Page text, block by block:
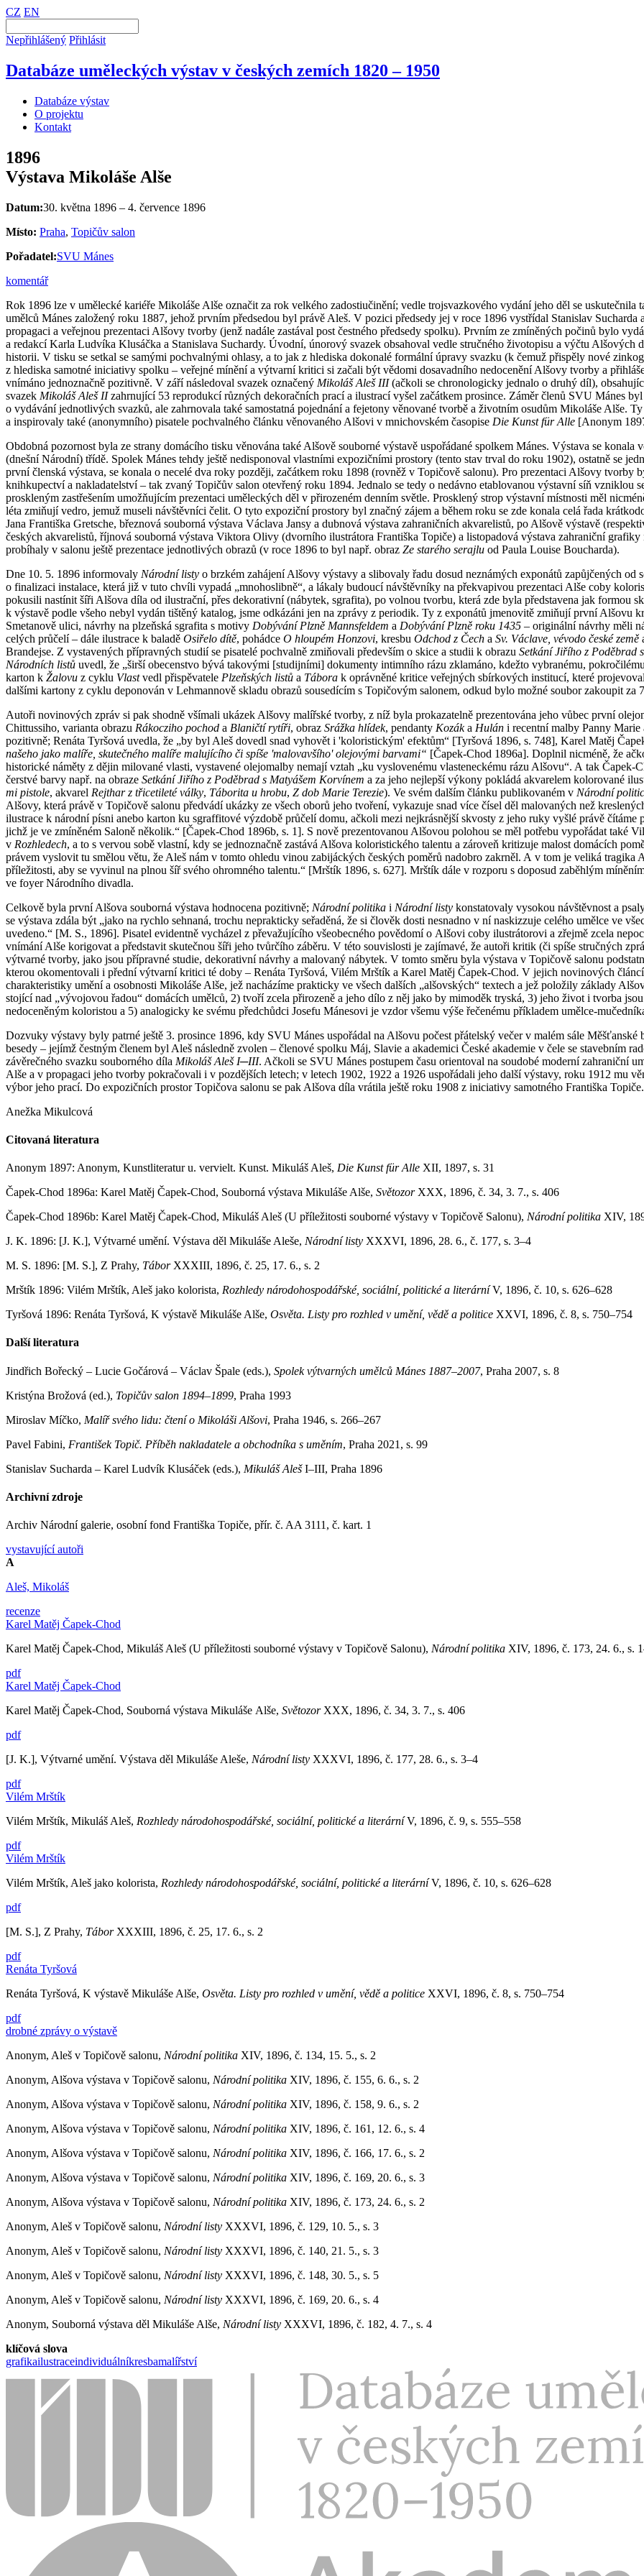
CZ EN
Nepřihlášený Přihlásit
Databáze uměleckých výstav v českých zemích 1820 – 1950
Databáze výstav
O projektu
Kontakt
1896
Výstava Mikoláše Alše
Datum:30. května 1896 – 4. července 1896
Místo: Praha, Topičův salon
Pořadatel:SVU Mánes
komentář
Rok 1896 lze v umělecké kariéře Mikoláše Alše označit za rok velkého zadostiučinění; vedle trojsvazkového vydání jeho děl se
umělců Mánes založený roku 1887, jehož prvním předsedou byl právě Aleš. V pozici předsedy jej v roce 1896 vystřídal Stanislav Sucharda
propagaci a veřejnou prezentaci Alšovy tvorby (jenž nadále zastával post čestného předsedy spolku). Prvním ze zmíněných počinů bylo
a redakcí Karla Ludvíka Klusáčka a Stanislava Suchardy. Úvodní, únorový svazek obsahoval vedle stručného životopisu a výčtu Alšových
historii. V tisku se setkal se samými pochvalnými ohlasy, a to jak z hlediska dokonalé formální úpravy svazku (k čemuž přispěly nové
z hlediska samotné iniciativy spolku – veřejné mínění a výtvarní kritici si začali být vědomi dosavadního nedocenění Alšovy tvorby a
vnímáno jednoznačně pozitivně. V září následoval svazek označený Mikoláš Aleš III(ačkoli se chronologicky jednalo o druhý díl),
svazek Mikoláš Aleš IIzahrnující 53 reprodukcí různých dekoračních prací a ilustrací vyšel začátkem prosince. Záměr členů SVU Mánes
o vydávání jednotlivých svazků, ale zahrnovala také samostatná pojednání a fejetony věnované tvorbě a životním osudům Mikoláše Alše.
a inspirovaly také (anonymního) pisatele pochvalného článku věnovaného Alšovi v mnichovském časopise Die Kunst für Alle [Anonym
Obdobná pozornost byla ze strany domácího tisku věnována také Alšově souborné výstavě uspořádané spolkem Mánes. Výstava se
(dnešní Národní) třídě. Spolek Mánes tehdy ještě nedisponoval vlastními expozičními prostory (tento stav trval do roku 1902), ostatně se
první členská výstava, se konala o necelé dva roky později, začátkem roku 1898 (rovněž v Topičově salonu). Pro prezentaci Alšovy
knihkupectví a nakladatelství – tak zvaný Topičův salon otevřený roku 1894. Jednalo se tedy o nedávno etablovanou výstavní síň vzniklou
proskleným zastřešením umožňujícím prezentaci uměleckých děl v přirozeném denním světle. Prosklený strop výstavní místnosti měl
léta zmiňují vedro, jemuž museli návštěvníci čelit. O tyto expoziční prostory byl značný zájem a během roku se zde konala celá řada
Jana Františka Gretsche, březnová souborná výstava Václava Jansy a dubnová výstava zahraničních akvarelistů, po Alšově výstavě
českých akvarelistů, říjnová souborná výstava Viktora Olivy (dvorního ilustrátora Františka Topiče) a listopadová výstava zahraniční
probíhaly v salonu ještě prezentace jednotlivých obrazů (v roce 1896 to byl např. obraz Ze starého serajlu od Paula Louise Boucharda).
Dne 10. 5. 1896 informovaly Národní listy o brzkém zahájení Alšovy výstavy a slibovaly řadu dosud neznámých exponátů zapůjčených
o finalizaci instalace, která již v tuto chvíli vypadá „mnohoslibně“, a lákaly budoucí návštěvníky na překvapivou prezentaci Alše coby
pokusili nastínit šíři Alšova díla od ilustrační, přes dekorativní (nábytek, sgrafita), po volnou tvorbu, která zde byla představena jak formou
k výstavě podle všeho nebyl vydán tištěný katalog, jsme odkázáni jen na zprávy z periodik. Ty z exponátů jmenovitě zmiňují první Alšovu
Smetanově ulici, návrhy na plzeňská sgrafita s motivy Dobývání Plzně Mannsfeldem a Dobývání Plzně roku 1435 – originální návrhy měli
celých průčelí – dále ilustrace k baladě Osiřelo dítě, pohádce O hloupém Honzovi, kresbu Odchod z Čech a Sv. Václave, vévodo české země
Brandejse. Z vystavených přípravných studií se pisatelé pochvalně zmiňovali především o skice a studii k obrazu Setkání Jiřího z Poděbrad
Národních listů uvedl, že „širší obecenstvo bývá takovými [studijními] dokumenty intimního rázu zklamáno, kdežto vybranému,
karton k Žalovu z cyklu Vlastvedl přispěvatele Plzeňských listů a Tábora k oprávněné kritice veřejných sbírkových institucí, které
dalšími kartony z cyklu deponován v Lehmannově skladu obrazů sousedícím s Topičovým salonem, odkud bylo možné soubor zakoupit za
Autoři novinových zpráv si pak shodně všímali ukázek Alšovy malířské tvorby, z níž byla prokazatelně prezentována jeho vůbec první
Chittussiho, varianta obrazu Rákocziho pochod a Blaničtí rytíři, obraz Srážka hlídek, pendanty Kozáka Hulán i recentní malby Panny Marie
pozitivně; Renáta Tyršová uvedla, že „by byl Aleš dovedl snad vyhovět i 'koloristickým' efektům“ [Tyršová 1896, s. 748], Karel Matěj
našeho jako malíře, skutečného malíře malujícího či spíše 'malovavšího' olejovými barvami“ [Čapek-Chod 1896a]. Doplnil nicméně, že
historické náměty z dějin milované vlasti, vystavené olejomalby nemají vztah „ku vyslovenému vlasteneckému rázu Alšovu“. A tak
čerstvé barvy např. na obraze Setkání Jiřího z Poděbrad s Matyášem Korvínem a za jeho nejlepší výkony pokládá akvarelem kolorované
mi pistole, akvarel Rejthar z třicetileté války, Táborita u hrobu, Z dob Marie Terezie). Ve svém dalším článku publikovaném v Národní
Alšovy, která právě v Topičově salonu předvádí ukázky ze všech oborů jeho tvoření, vykazuje snad více čísel děl malovaných než
ilustrace k národní písni anebo karton ku sgraffitové výzdobě průčelí domu, ačkoli mezi nejkrásnější skvosty z jeho ruky vyšlé právě
jichž je ve zmíněném Saloně několik.“ [Čapek-Chod 1896b, s. 1]. S nově prezentovanou Alšovou polohou se měl potřebu vypořádat
v Rozhledech, a to s vervou sobě vlastní, kdy se jednoznačně zastává Alšova koloristického talentu a zároveň kritizuje malost domácích
právem vyslovit tu smělou větu, že Aleš nám v tomto ohledu vinou zabijáckých českých poměrů nadobro zakrněl. A v tom je veliká
příležitosti, aby se vyvinul na plnou šíř svého ohromného talentu.“ [Mrštík 1896, s. 627]. Mrštík dále v rozporu s doposud zaběhlým
ve foyer Národního divadla.
Celkově byla první Alšova souborná výstava hodnocena pozitivně; Národní politika i Národní listy konstatovaly vysokou návštěvnost a
se výstava zdála být „jako na rychlo sehnaná, trochu neprakticky seřaděná, že si člověk dosti nesnadno v ní naskizzuje celého umělce ve
uvedeno.“ [M. S., 1896]. Pisatel evidentně vycházel z převažujícího všeobecného povědomí o Alšovi coby ilustrátorovi a zřejmě zcela
vnímání Alše korigovat a představit skutečnou šíři jeho tvůrčího záběru. V této souvislosti je zajímavé, že autoři kritik (či spíše stručných
výtvarné tvorby, jako jsou přípravné studie, dekorativní návrhy a malovaný nábytek. V tomto směru byla výstava v Topičově salonu
kterou okomentovali i přední výtvarní kritici té doby – Renáta Tyršová, Vilém Mrštík a Karel Matěj Čapek-Chod. V jejich novinových
charakteristiky umění a osobnosti Mikoláše Alše, jež nacházíme prakticky ve všech dalších „alšovských“ textech a jež položily základy
stojící nad „vývojovou řadou“ domácích umělců, 2) tvoří zcela přirozeně a jeho dílo z něj jako by mimoděk tryská, 3) jeho život i tvorba
nedoceněným koloristou a 5) analogicky ke svému předchůdci Josefu Mánesovi je vzdor všemu výše řečenému příkladem umělce-
Dozvuky výstavy byly patrné ještě 3. prosince 1896, kdy SVU Mánes uspořádal na Alšovu počest přátelský večer v malém sále Měšťanské
besedy – jejímž čestným členem byl Aleš následně zvolen – členové spolku Máj, Slavie a akademici České akademie v čele se stavebním
závěrečného svazku souborného díla Mikoláš Aleš I─III. Ačkoli se SVU Mánes postupem času orientoval na soudobé moderní zahraniční
Alše a v propagaci jeho tvorby pokračovali i v pozdějších letech; v letech 1902, 1922 a 1926 uspořádali jeho další výstavy, roku 1912 mu
výbor jeho prací. Do expozičních prostor Topičova salonu se pak Alšova díla vrátila ještě roku 1908 z iniciativy samotného Františka Topiče.
Anežka Mikulcová
Citovaná literatura
Anonym 1897: Anonym, Kunstliteratur u. vervielt. Kunst. Mikuláš Aleš, Die Kunst für Alle XII, 1897, s. 31
Čapek-Chod 1896a: Karel Matěj Čapek-Chod, Souborná výstava Mikuláše Alše, SvětozorXXX, 1896, č. 34, 3. 7., s. 406
Čapek-Chod 1896b: Karel Matěj Čapek-Chod, Mikuláš Aleš (U příležitosti souborné výstavy v Topičově Salonu), Národní politika XIV,
J. K. 1896: [J. K.], Výtvarné umění. Výstava děl Mikuláše Aleše, Národní listy XXXVI, 1896, 28. 6., č. 177, s. 3–4
M. S. 1896: [M. S.], Z Prahy, TáborXXXIII, 1896, č. 25, 17. 6., s. 2
Mrštík 1896: Vilém Mrštík, Aleš jako kolorista, Rozhledy národohospodářské, sociální, politické a literárníV, 1896, č. 10, s. 626–628
Tyršová 1896: Renáta Tyršová, K výstavě Mikuláše Alše, Osvěta. Listy pro rozhled v umění, vědě a politice XXVI, 1896, č. 8, s. 750–754
Další literatura
Jindřich Bořecký – Lucie Gočárová – Václav Špale (eds.), Spolek výtvarných umělců Mánes 1887–2007, Praha 2007, s. 8
Kristýna Brožová (ed.), Topičův salon 1894–1899, Praha 1993
Miroslav Míčko, Malíř svého lidu: čtení o Mikoláši Alšovi, Praha 1946, s. 266–267
Pavel Fabini, František Topič. Příběh nakladatele a obchodníka s uměním, Praha 2021, s. 99
Stanislav Sucharda – Karel Ludvík Klusáček (eds.), Mikuláš AlešI–III, Praha 1896
Archivní zdroje
Archiv Národní galerie, osobní fond Františka Topiče, přír. č. AA 3111, č. kart. 1
vystavující autoři
A
Aleš, Mikoláš
recenze
Karel Matěj Čapek-Chod
Karel Matěj Čapek-Chod, Mikuláš Aleš (U příležitosti souborné výstavy v Topičově Salonu), Národní politika XIV, 1896, č. 173, 24. 6., s.
pdf
Karel Matěj Čapek-Chod
Karel Matěj Čapek-Chod, Souborná výstava Mikuláše Alše, Světozor XXX, 1896, č. 34, 3. 7., s. 406
pdf
[J. K.], Výtvarné umění. Výstava děl Mikuláše Aleše, Národní listy XXXVI, 1896, č. 177, 28. 6., s. 3–4
pdf
Vilém Mrštík
Vilém Mrštík, Mikuláš Aleš, Rozhledy národohospodářské, sociální, politické a literárníV, 1896, č. 9, s. 555–558
pdf
Vilém Mrštík
Vilém Mrštík, Aleš jako kolorista, Rozhledy národohospodářské, sociální, politické a literárníV, 1896, č. 10, s. 626–628
pdf
[M. S.], Z Prahy, TáborXXXIII, 1896, č. 25, 17. 6., s. 2
pdf
Renáta Tyršová
Renáta Tyršová, K výstavě Mikuláše Alše, Osvěta. Listy pro rozhled v umění, vědě a politice XXVI, 1896, č. 8, s. 750–754
pdf
drobné zprávy o výstavě
Anonym, Aleš v Topičově salonu, Národní politika XIV, 1896, č. 134, 15. 5., s. 2
Anonym, Alšova výstava v Topičově salonu, Národní politika XIV, 1896, č. 155, 6. 6., s. 2
Anonym, Alšova výstava v Topičově salonu, Národní politika XIV, 1896, č. 158, 9. 6., s. 2
Anonym, Alšova výstava v Topičově salonu, Národní politika XIV, 1896, č. 161, 12. 6., s. 4
Anonym, Alšova výstava v Topičově salonu, Národní politika XIV, 1896, č. 166, 17. 6., s. 2
Anonym, Alšova výstava v Topičově salonu, Národní politika XIV, 1896, č. 169, 20. 6., s. 3
Anonym, Alšova výstava v Topičově salonu, Národní politika XIV, 1896, č. 173, 24. 6., s. 2
Anonym, Aleš v Topičově salonu, Národní listy XXXVI, 1896, č. 129, 10. 5., s. 3
Anonym, Aleš v Topičově salonu, Národní listy XXXVI, 1896, č. 140, 21. 5., s. 3
Anonym, Aleš v Topičově salonu, Národní listy XXXVI, 1896, č. 148, 30. 5., s. 5
Anonym, Aleš v Topičově salonu, Národní listy XXXVI, 1896, č. 169, 20. 6., s. 4
Anonym, Souborná výstava děl Mikuláše Alše, Národní listy XXXVI, 1896, č. 182, 4. 7., s. 4
klíčová slova
grafikailustraceindividuálníkresbamalířství